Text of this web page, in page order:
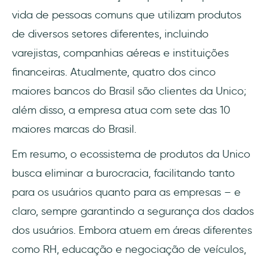
vida de pessoas comuns que utilizam produtos
de diversos setores diferentes, incluindo
varejistas, companhias aéreas e instituições
financeiras. Atualmente, quatro dos cinco
maiores bancos do Brasil são clientes da Unico;
além disso, a empresa atua com sete das 10
maiores marcas do Brasil.
Em resumo, o ecossistema de produtos da Unico
busca eliminar a burocracia, facilitando tanto
para os usuários quanto para as empresas – e
claro, sempre garantindo a segurança dos dados
dos usuários. Embora atuem em áreas diferentes
como RH, educação e negociação de veículos,